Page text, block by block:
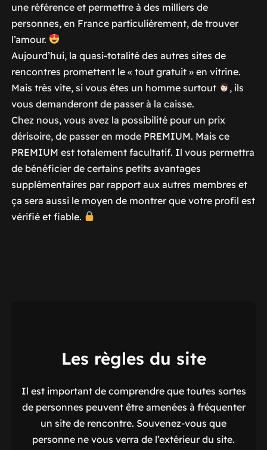
une référence et permettre à des milliers de
personnes, en France particulièrement, de trouver
l’amour.
Aujourd’hui, la quasi-totalité des autres sites de
rencontres promettent le « tout gratuit » en vitrine.
Mais très vite, si vous êtes un homme surtout
, ils
vous demanderont de passer à la caisse.
Chez nous, vous avez la possibilité pour un prix
dérisoire, de passer en mode PREMIUM. Mais ce
PREMIUM est totalement facultatif. Il vous permettra
de bénéficier de certains petits avantages
supplémentaires par rapport aux autres membres et
ça sera aussi le moyen de montrer que votre profil est
vérifié et fiable.
Les règles du site
Il est important de comprendre que toutes sortes
de personnes peuvent être amenées à fréquenter
un site de rencontre. Souvenez-vous que
personne ne vous verra de l’extérieur du site.